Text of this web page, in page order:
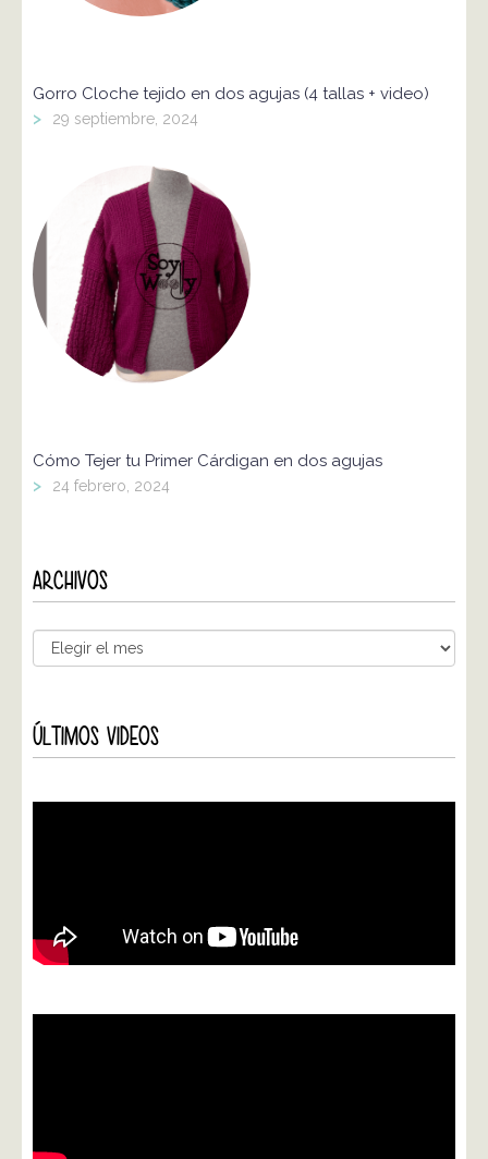
Gorro Cloche tejido en dos agujas (4 tallas + video)
> 29 septiembre, 2024
Cómo Tejer tu Primer Cárdigan en dos agujas
> 24 febrero, 2024
ARCHIVOS
ÚLTIMOS VIDEOS